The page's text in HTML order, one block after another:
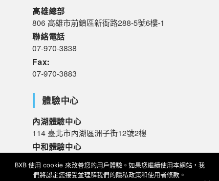
高雄總部
806 高雄市前鎮區新衙路288-5號6樓-1
聯絡電話
07-970-3838
Fax:
07-970-3883
體驗中心
內湖體驗中心
114 臺北市內湖區洲子街12號2樓
中和體驗中心
BXB 使用 cookie 來改善您的用戶體驗。如果您繼續使用本網站，我
們將認定您接受並理解我們的隱私政策和使用者條款。